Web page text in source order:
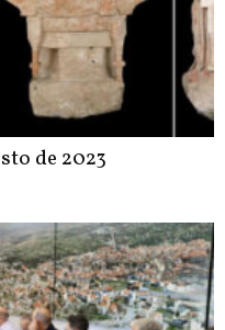
de 2023